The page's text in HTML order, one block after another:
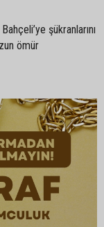
şükranlarını
ömür